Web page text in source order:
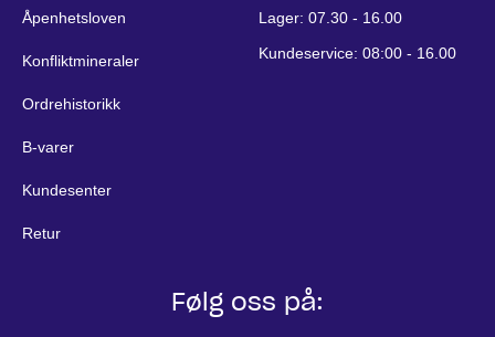
Åpenhetsloven
Konfliktmineraler
Ordrehistorikk
B-varer
Kundesenter
Retur
Lager: 07.30 - 16.00
Kundeservice: 08:00 - 16.00
Følg oss på: